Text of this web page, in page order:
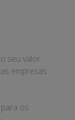
seu valor
empresas
os